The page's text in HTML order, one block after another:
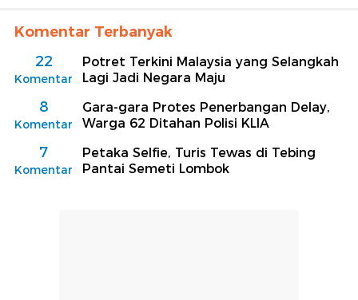
Komentar Terbanyak
22
Komentar
Potret Terkini Malaysia yang Selangkah
Lagi Jadi Negara Maju
8
Komentar
Gara-gara Protes Penerbangan Delay,
Warga 62 Ditahan Polisi KLIA
7
Komentar
Petaka Selfie, Turis Tewas di Tebing
Pantai Semeti Lombok